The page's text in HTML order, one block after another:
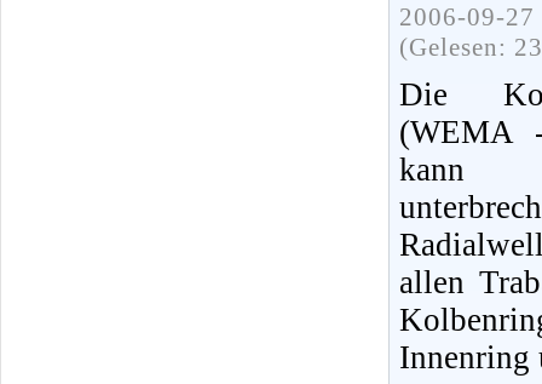
2006-09-
(Gelesen:
Die
(WEMA
kann
allen
Innenring